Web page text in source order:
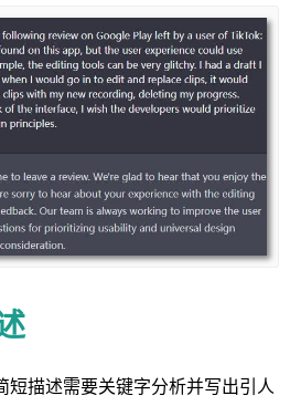
短描述需要关键字分析并写出引人